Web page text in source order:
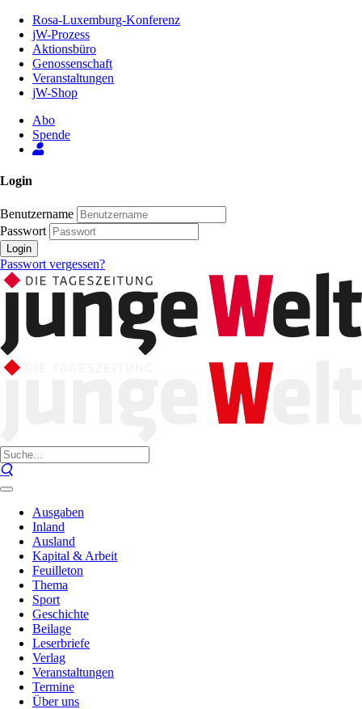
Inhalt
Seite
Rosa-Luxemburg-Konferenz
jW-Prozess
Aktionsbüro
Genossenschaft
Veranstaltungen
jW-Shop
Abo
Spende
Login
Benutzername
Passwort
Login
Passwort vergessen?
Ausgaben
Inland
Ausland
Kapital & Arbeit
Feuilleton
Thema
Sport
Geschichte
Beilage
Leserbriefe
Verlag
Veranstaltungen
Termine
Über uns